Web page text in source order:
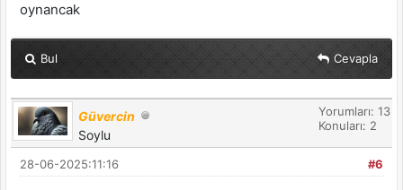
oynancak
Bul Cevapla
Güvercin
Soylu
Yorumları: 13
Konuları: 2
#6
28-06-2025:11:16